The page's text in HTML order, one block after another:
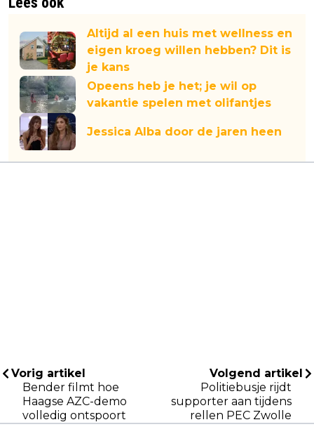
Altijd al een huis met wellness en
eigen kroeg willen hebben? Dit is
je kans
Opeens heb je het; je wil op
vakantie spelen met olifantjes
Jessica Alba door de jaren heen
Vorig artikel
Bender filmt hoe
Haagse AZC-demo
volledig ontspoort
Volgend artikel
Politiebusje rijdt
supporter aan tijdens
rellen PEC Zwolle